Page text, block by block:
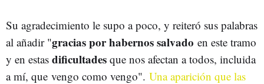
Su agradecimiento le supo a poco, y reiteró sus palabras
al añadir "gracias por habernos salvado en este tramo
y en estas dificultades que nos afectan a todos, incluida
a mí, que vengo como vengo". Una aparición que las